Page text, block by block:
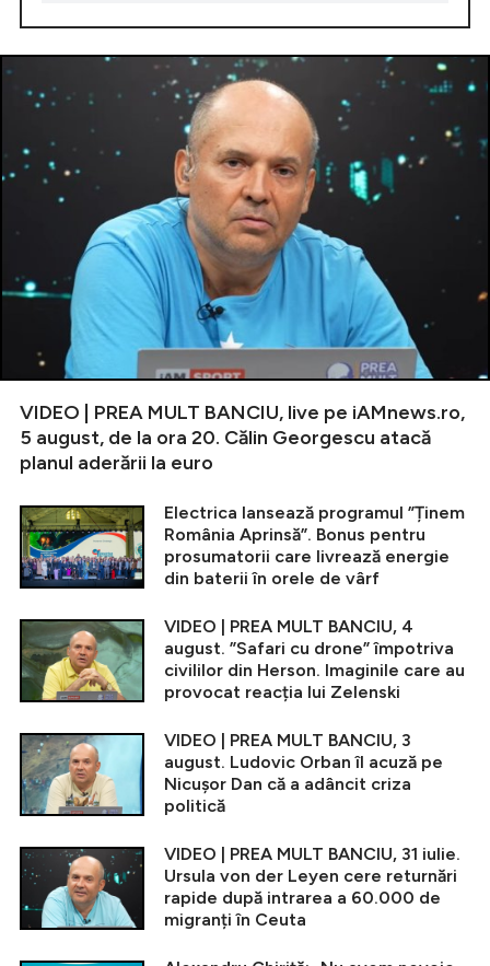
VIDEO | PREA MULT BANCIU, live pe iAMnews.ro,
5 august, de la ora 20. Călin Georgescu atacă
planul aderării la euro
Electrica lansează programul ”Ținem
România Aprinsă”. Bonus pentru
prosumatorii care livrează energie
din baterii în orele de vârf
VIDEO | PREA MULT BANCIU, 4
august. ”Safari cu drone” împotriva
civililor din Herson. Imaginile care au
provocat reacția lui Zelenski
VIDEO | PREA MULT BANCIU, 3
august. Ludovic Orban îl acuză pe
Nicușor Dan că a adâncit criza
politică
VIDEO | PREA MULT BANCIU, 31 iulie.
Ursula von der Leyen cere returnări
rapide după intrarea a 60.000 de
migranți în Ceuta